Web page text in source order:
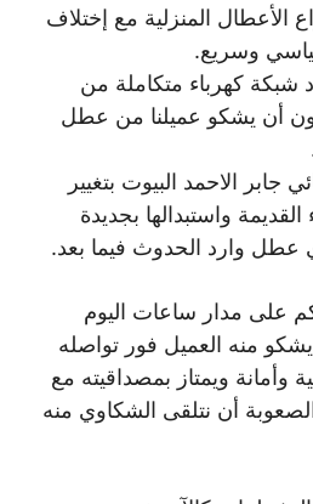
الأعطال المنزلية مع إختلاف
وسريع.
شبكة كهرباء متكاملة من
دون أن يشكو عميلنا من عطل
جابر الاحمد البيوت بتغيير
واستبدالها بجديدة
وارد الحدوث فيما بعد.
على مدار ساعات اليوم
منه العميل فور تواصله
وأمانة ويمتاز بمصداقيته مع
أن نتلقى الشكاوي منه